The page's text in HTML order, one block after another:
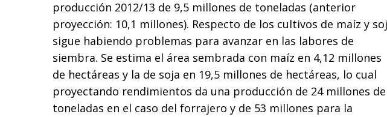
producción 2012/13 de 9,5 millones de toneladas (anterior
proyección: 10,1 millones). Respecto de los cultivos de maíz y
sigue habiendo problemas para avanzar en las labores de
siembra. Se estima el área sembrada con maíz en 4,12 millones
de hectáreas y la de soja en 19,5 millones de hectáreas, lo cual
proyectando rendimientos da una producción de 24 millones de
toneladas en el caso del forrajero y de 53 millones para la